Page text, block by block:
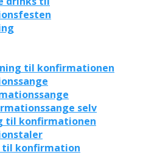
til konfirmationen
selv
til konfirmationen
til konfirmation